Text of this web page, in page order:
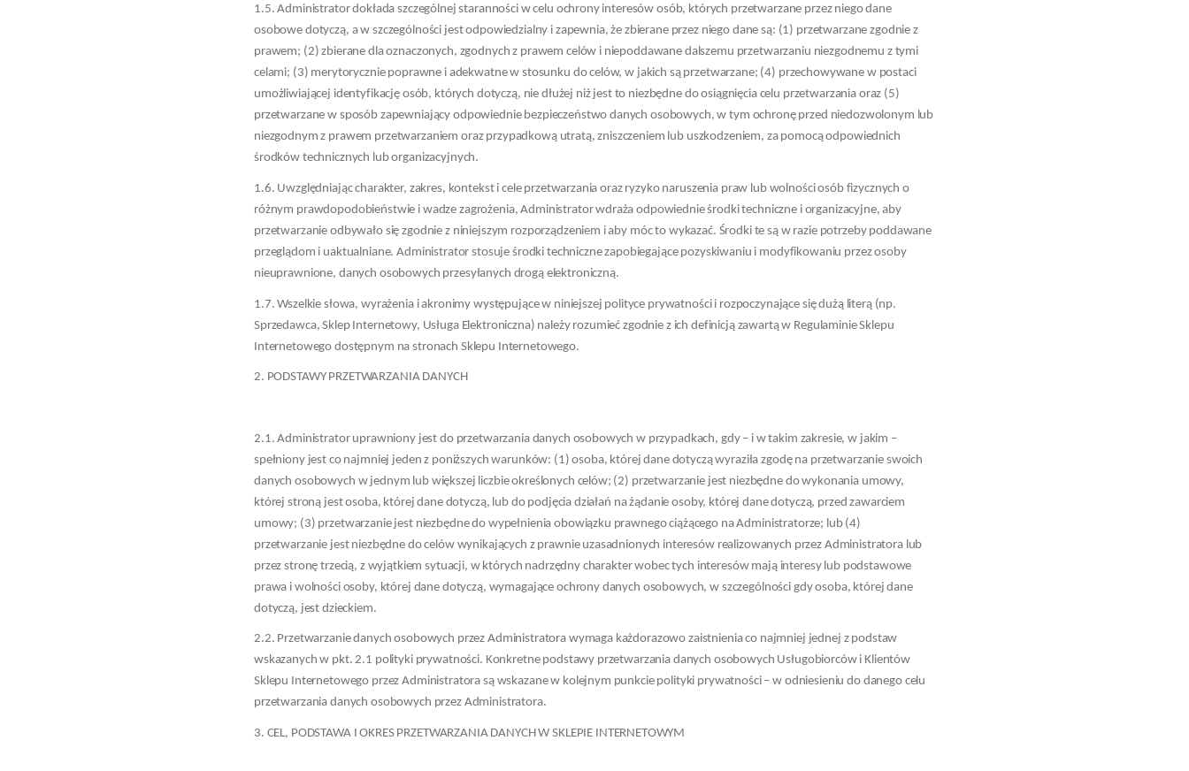
1.5. Administrator dokłada szczególnej staranności w celu ochrony interesów osób, których przetwarzane przez niego dane
osobowe dotyczą, a w szczególności jest odpowiedzialny i zapewnia, że zbierane przez niego dane są: (1) przetwarzane zgodnie z
prawem; (2) zbierane dla oznaczonych, zgodnych z prawem celów i niepoddawane dalszemu przetwarzaniu niezgodnemu z tymi
celami; (3) merytorycznie poprawne i adekwatne w stosunku do celów, w jakich są przetwarzane; (4) przechowywane w postaci
umożliwiającej identyfikację osób, których dotyczą, nie dłużej niż jest to niezbędne do osiągnięcia celu przetwarzania oraz (5)
przetwarzane w sposób zapewniający odpowiednie bezpieczeństwo danych osobowych, w tym ochronę przed niedozwolonym lub
niezgodnym z prawem przetwarzaniem oraz przypadkową utratą, zniszczeniem lub uszkodzeniem, za pomocą odpowiednich
środków technicznych lub organizacyjnych.
1.6. Uwzględniając charakter, zakres, kontekst i cele przetwarzania oraz ryzyko naruszenia praw lub wolności osób fizycznych o
różnym prawdopodobieństwie i wadze zagrożenia, Administrator wdraża odpowiednie środki techniczne i organizacyjne, aby
przetwarzanie odbywało się zgodnie z niniejszym rozporządzeniem i aby móc to wykazać. Środki te są w razie potrzeby poddawane
przeglądom i uaktualniane. Administrator stosuje środki techniczne zapobiegające pozyskiwaniu i modyfikowaniu przez osoby
nieuprawnione, danych osobowych przesyłanych drogą elektroniczną.
1.7. Wszelkie słowa, wyrażenia i akronimy występujące w niniejszej polityce prywatności i rozpoczynające się dużą literą (np.
Sprzedawca, Sklep Internetowy, Usługa Elektroniczna) należy rozumieć zgodnie z ich definicją zawartą w Regulaminie Sklepu
Internetowego dostępnym na stronach Sklepu Internetowego.
2. PODSTAWY PRZETWARZANIA DANYCH
2.1. Administrator uprawniony jest do przetwarzania danych osobowych w przypadkach, gdy – i w takim zakresie, w jakim –
spełniony jest co najmniej jeden z poniższych warunków: (1) osoba, której dane dotyczą wyraziła zgodę na przetwarzanie swoich
danych osobowych w jednym lub większej liczbie określonych celów; (2) przetwarzanie jest niezbędne do wykonania umowy,
której stroną jest osoba, której dane dotyczą, lub do podjęcia działań na żądanie osoby, której dane dotyczą, przed zawarciem
umowy; (3) przetwarzanie jest niezbędne do wypełnienia obowiązku prawnego ciążącego na Administratorze; lub (4)
przetwarzanie jest niezbędne do celów wynikających z prawnie uzasadnionych interesów realizowanych przez Administratora lub
przez stronę trzecią, z wyjątkiem sytuacji, w których nadrzędny charakter wobec tych interesów mają interesy lub podstawowe
prawa i wolności osoby, której dane dotyczą, wymagające ochrony danych osobowych, w szczególności gdy osoba, której dane
dotyczą, jest dzieckiem.
2.2. Przetwarzanie danych osobowych przez Administratora wymaga każdorazowo zaistnienia co najmniej jednej z podstaw
wskazanych w pkt. 2.1 polityki prywatności. Konkretne podstawy przetwarzania danych osobowych Usługobiorców i Klientów
Sklepu Internetowego przez Administratora są wskazane w kolejnym punkcie polityki prywatności – w odniesieniu do danego celu
przetwarzania danych osobowych przez Administratora.
3. CEL, PODSTAWA I OKRES PRZETWARZANIA DANYCH W SKLEPIE INTERNETOWYM